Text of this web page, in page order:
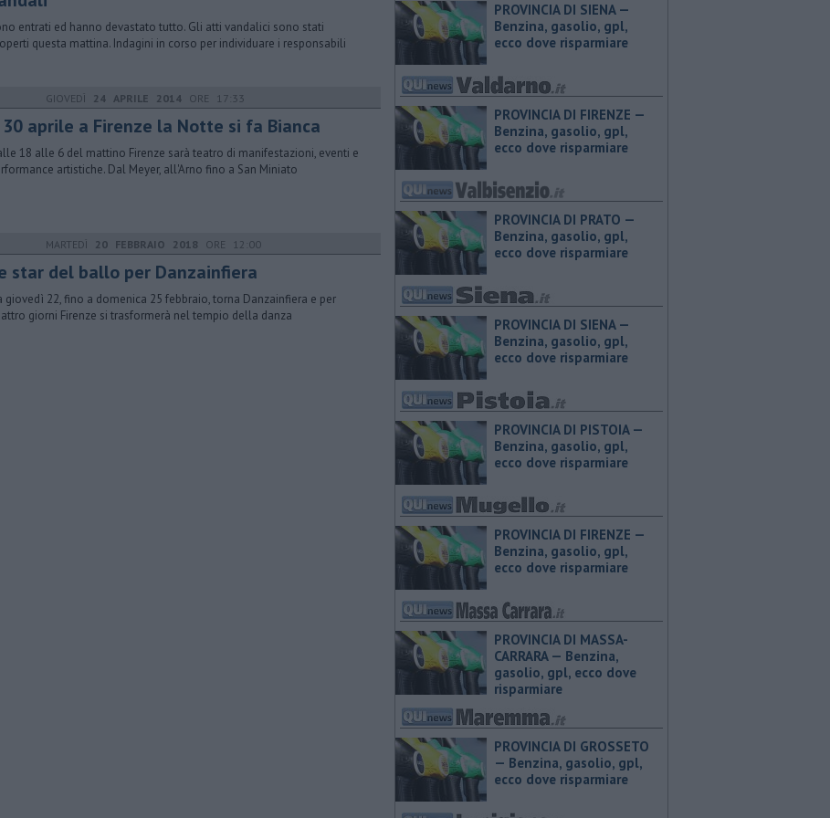
entrati ed hanno devastato tutto. Gli atti vandalici sono stati
questa mattina. Indagini in corso per individuare i responsabili
GIOVEDÌ 24 APRILE 2014ORE 17:33
aprile a Firenze la Notte si fa Bianca
18 alle 6 del mattino Firenze sarà teatro di manifestazioni, eventi e
artistiche. Dal Meyer, all'Arno fino a San Miniato
MARTEDÌ 20 FEBBRAIO 2018 ORE 12:00
star del ballo per Danzainfiera
giovedì 22, fino a domenica 25 febbraio, torna Danzainfiera e per
giorni Firenze si trasformerà nel tempio della danza
PROVINCIA DI SIENA — ​
Benzina, gasolio, gpl,
ecco dove risparmiare
PROVINCIA DI FIRENZE — ​
Benzina, gasolio, gpl,
ecco dove risparmiare
PROVINCIA DI PRATO — ​
Benzina, gasolio, gpl,
ecco dove risparmiare
PROVINCIA DI SIENA — ​
Benzina, gasolio, gpl,
ecco dove risparmiare
PROVINCIA DI PISTOIA — ​
Benzina, gasolio, gpl,
ecco dove risparmiare
PROVINCIA DI FIRENZE — ​
Benzina, gasolio, gpl,
ecco dove risparmiare
PROVINCIA DI MASSA-
CARRARA — ​Benzina,
gasolio, gpl, ecco dove
risparmiare
PROVINCIA DI GROSSETO
— ​Benzina, gasolio, gpl,
ecco dove risparmiare